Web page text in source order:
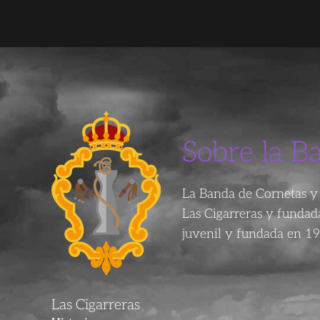
Sobre la
La Banda de Cornetas
Las Cigarreras y
juvenil y fundada en
Las Cigarreras